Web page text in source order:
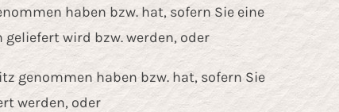
haben bzw. hat, sofern Sie eine
wird bzw. werden, oder
genommen haben bzw. hat, sofern Sie
werden, oder